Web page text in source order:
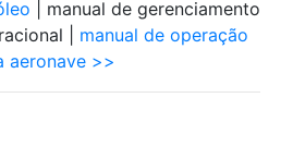
| manual de gerenciamento
| manual de operação
aeronave >>